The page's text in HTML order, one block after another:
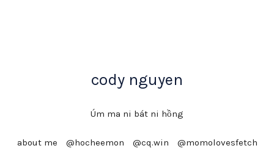
cody nguyen
Úm ma ni bát ni hồng
about me @hocheemon @cq.win @momolovesfetch